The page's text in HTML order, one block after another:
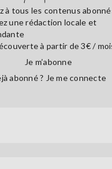
à tous les contenus
une rédaction locale et
à partir de 3€ /
Je m’abonne
abonné ? Je me connecte